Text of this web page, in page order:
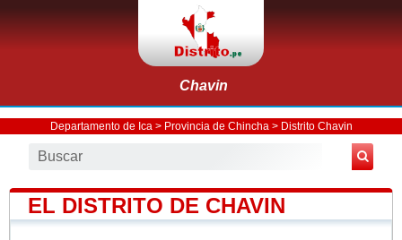
Chavin
Departamento de Ica > Provincia de Chincha > Distrito Chavin
EL DISTRITO DE CHAVIN